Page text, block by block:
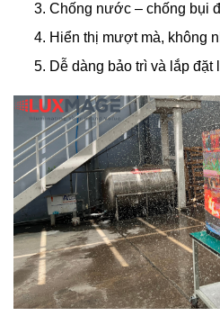
Chống nước – chống bụi
Hiển thị mượt mà, không
Dễ dàng bảo trì và lắp